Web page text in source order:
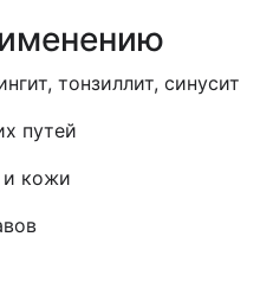
тонзиллит, синусит
путей
и кожи